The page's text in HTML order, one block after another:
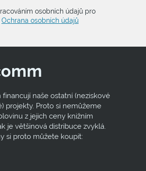
osobních údajů pro
Ochrana osobních údajů
financují naše ostatní (neziskové
projekty. Proto si nemůžeme
z jejich ceny knižním
je většinová distribuce zvyklá.
si proto můžete koupit: